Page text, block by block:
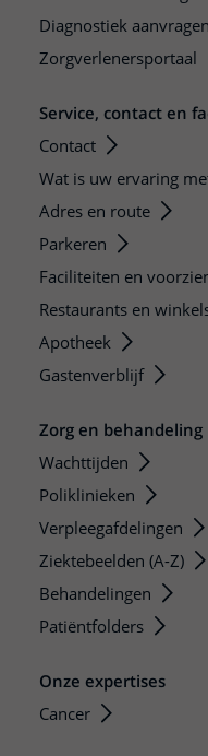
Diagnostiek aanvragen
Zorgverlenersportaal
Service, contact en
Contact
Wat is uw ervaring
Adres en route
Parkeren
Faciliteiten en
Restaurants en
Apotheek
Gastenverblijf
Zorg en behandeling
Wachttijden
Poliklinieken
Verpleegafdelingen
Ziektebeelden (A-Z)
Behandelingen
Patiëntfolders
Onze expertises
Cancer